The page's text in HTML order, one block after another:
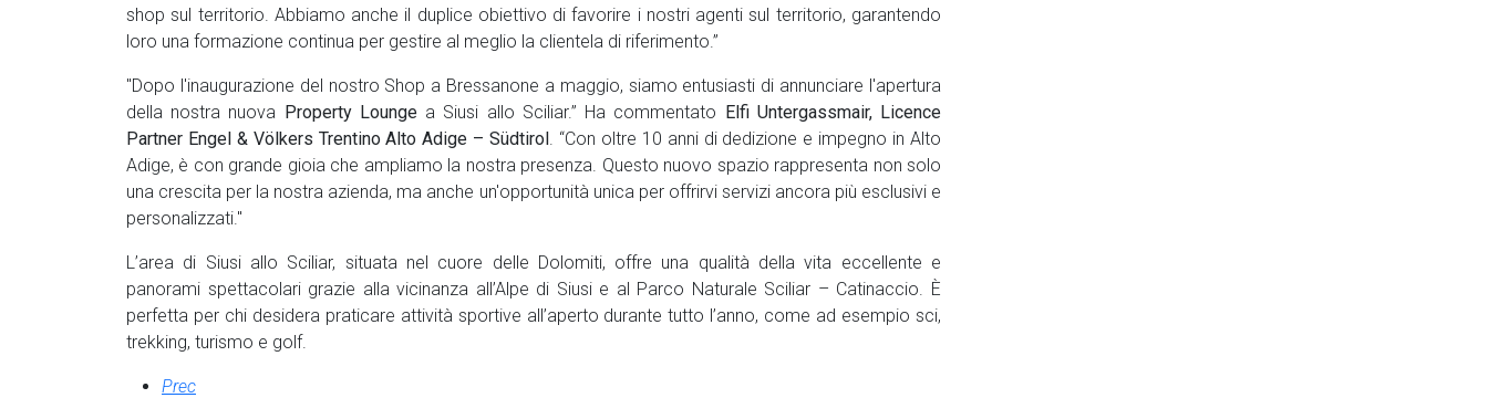
shop sul territorio. Abbiamo anche il duplice obiettivo di favorire i nostri agenti sul territorio, garantendo
loro una formazione continua per gestire al meglio la clientela di riferimento.”
"Dopo l'inaugurazione del nostro Shop a Bressanone a maggio, siamo entusiasti di annunciare l'apertura
della nostra nuova Property Loungea Siusi allo Sciliar.” Ha commentato Elfi Untergassmair, Licence
Partner Engel & Völkers Trentino Alto Adige – Südtirol. “Con oltre 10 anni di dedizione e impegno in Alto
Adige, è con grande gioia che ampliamo la nostra presenza. Questo nuovo spazio rappresenta non solo
una crescita per la nostra azienda, ma anche un'opportunità unica per offrirvi servizi ancora più esclusivi e
personalizzati."
L’area di Siusi allo Sciliar, situata nel cuore delle Dolomiti, offre una qualità della vita eccellente e
panorami spettacolari grazie alla vicinanza all’Alpe di Siusi e al Parco Naturale Sciliar – Catinaccio. È
perfetta per chi desidera praticare attività sportive all’aperto durante tutto l’anno, come ad esempio sci,
trekking, turismo e golf.
Prec